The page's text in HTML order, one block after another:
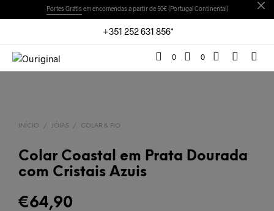
Portes Grátisem encomendas a partir de 50€ (Portugal Continental)
+351 252 631 856*
0 0
INÍCIO / JÓIAS / COLAR & FIO
Colar Coastal em Prata Dourada
com Cristais Azuis
€64,90